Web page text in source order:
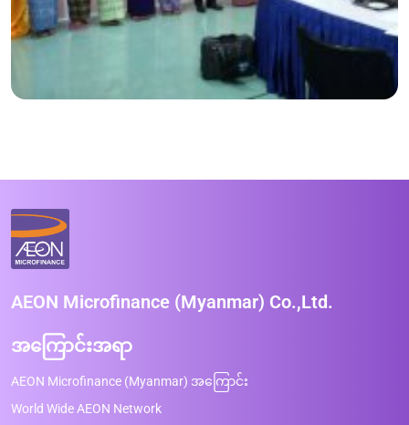
AEON Microfinance (Myanmar) Co.,Ltd.
အကြောင်းအရာ
AEON Microfinance (Myanmar) အကြောင်း
World Wide AEON Network